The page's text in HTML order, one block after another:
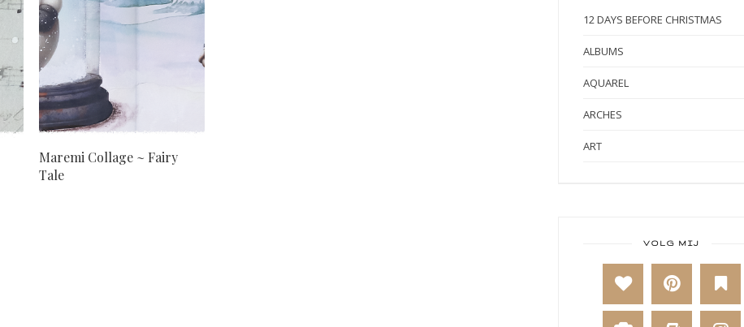
Maremi Collage ~ Fairy
Tale
12 DAYS BEFORE CHRISTMAS
ALBUMS
AQUAREL
ARCHES
ART
BAKKEN
BEESTENBOEL
VOLG MIJ